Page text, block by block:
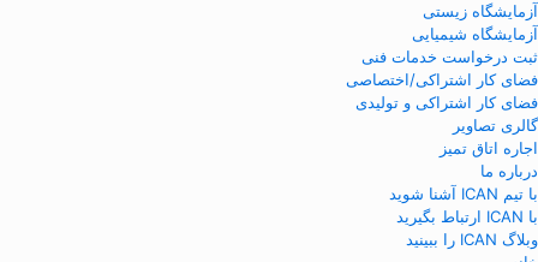
آزمایشگاه زیستی
آزمایشگاه شیمیایی
ثبت درخواست خدمات فنی
فضای کار اشتراکی/اختصاصی
فضای کار اشتراکی و تولیدی
گالری تصاویر
اجاره اتاق تمیز
درباره ما
با تیم ICAN آشنا شوید
با ICAN ارتباط بگیرید
وبلاگ ICAN را ببینید